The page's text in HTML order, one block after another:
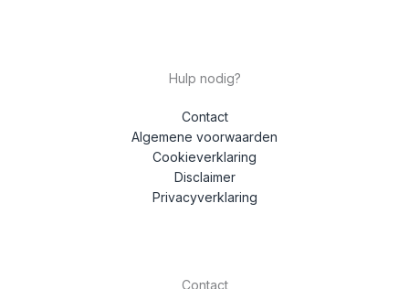
Hulp nodig?
Contact
Algemene voorwaarden
Cookieverklaring
Disclaimer
Privacyverklaring
Contact